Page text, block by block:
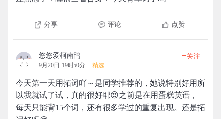
分享 评论 点赞
悠悠爱柯南鸭
9月20日 19时50分 精选
+关注
今天第一天用拓词吖～是同学推荐的，她说特别好用所
以我就试了试，真的很好耶😍之前是在用蛋糕英语，
每天只能背15个词，还有很多学过的重复出现。还是拓